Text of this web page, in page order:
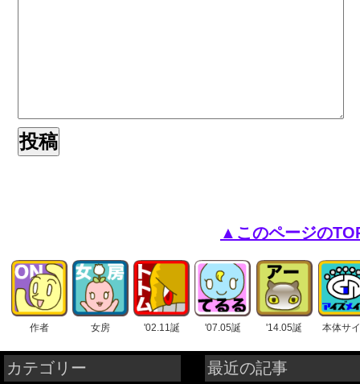
▲このページの
作者 女房 '02.11誕 '07.05誕 '14.05誕 本体サ
カテゴリー
最近の記事